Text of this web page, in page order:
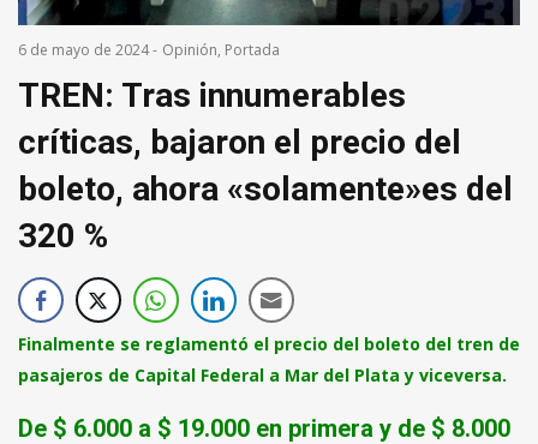
6 de mayo de 2024- Opinión, Portada
TREN: Tras innumerables
críticas, bajaron el precio del
boleto, ahora «solamente»es del
320 %
Finalmente se reglamentó el precio del boleto del tren de
pasajeros de Capital Federal a Mar del Plata y viceversa.
De $ 6.000 a $ 19.000 en primera y de $ 8.000